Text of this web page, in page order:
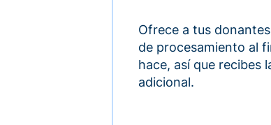
Ofrece a tus
de procesamiento al
hace, así que recibes
adicional.